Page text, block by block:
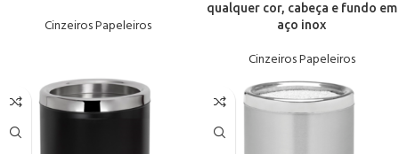
Cinzeiros Papeleiros
qualquer cor, cabeça e fundo em
aço inox
Cinzeiros Papeleiros